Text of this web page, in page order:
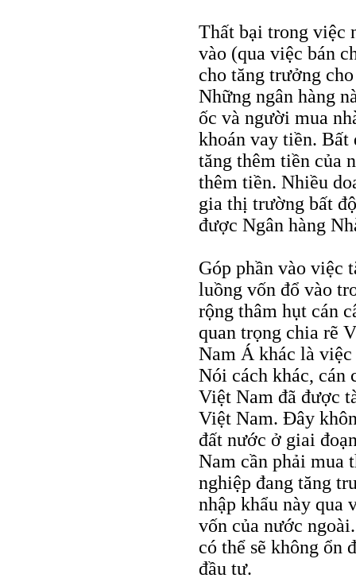
Thất bại trong việc
vào (qua việc bán
cho tăng trưởng
Những ngân hàng
ốc và người mua
khoán vay tiền. Bất
tăng thêm tiền của
thêm tiền. Nhiều
gia thị trường bất
được Ngân hàng
Góp phần vào việc
luồng vốn đổ vào
rộng thâm hụt cán
quan trọng chia rẽ
Nam Á khác là
Nói cách khác, cán
Việt Nam đã được
Việt Nam. Đây
đất nước ở giai
Nam cần phải mua
nghiệp đang tăng
nhập khẩu này qua
vốn của nước
có thể sẽ không ổn
đầu tư.